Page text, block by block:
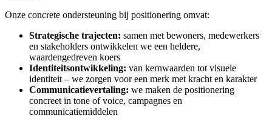
Onze concrete ondersteuning bij positionering omvat:
Strategische trajecten: samen met bewoners, medewerkers
en stakeholders ontwikkelen we een heldere,
waardengedreven koers
Identiteitsontwikkeling: van kernwaarden tot visuele
identiteit – we zorgen voor een merk met kracht en karakter
Communicatievertaling: we maken de positionering
concreet in tone of voice, campagnes en
communicatiemiddelen